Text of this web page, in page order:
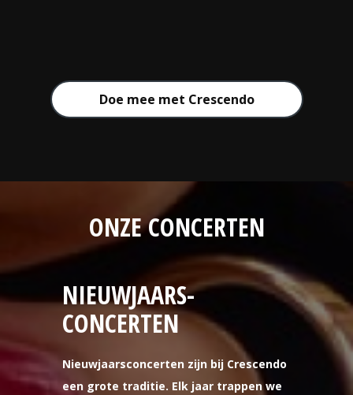
Doe mee met Crescendo
ONZE CONCERTEN
NIEUWJAARS-
CONCERTEN
Nieuwjaarsconcerten zijn bij Crescendo
een grote traditie. Elk jaar trappen we